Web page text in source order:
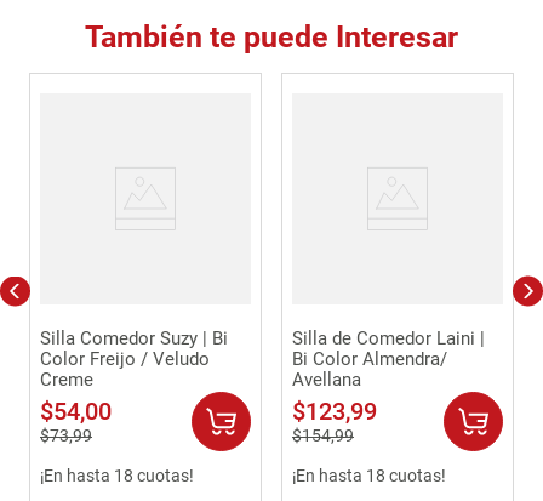
También te puede Interesar
Silla Comedor Suzy | Bi
Color Freijo / Veludo
Creme
$54,00
$73,99
¡En hasta 18 cuotas!
Silla de Comedor Laini |
Bi Color Almendra/
Avellana
$123,99
$154,99
¡En hasta 18 cuotas!